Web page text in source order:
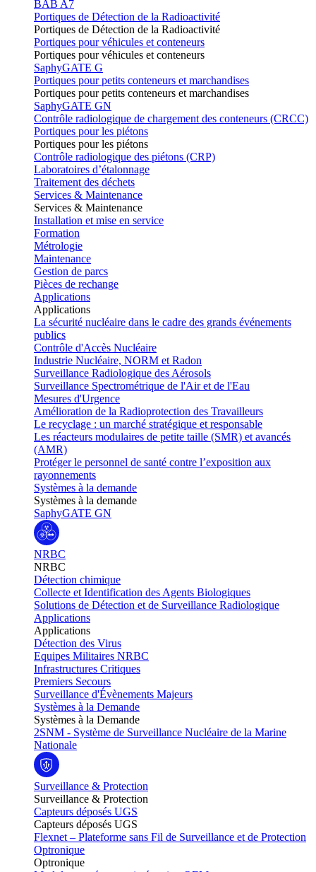
BAB A7
Portiques de Détection de la Radioactivité
Portiques de Détection de la Radioactivité
Portiques pour véhicules et conteneurs
Portiques pour véhicules et conteneurs
SaphyGATE G
Portiques pour petits conteneurs et marchandises
Portiques pour petits conteneurs et marchandises
SaphyGATE GN
Contrôle radiologique de chargement des conteneurs (CRCC)
Portiques pour les piétons
Portiques pour les piétons
Contrôle radiologique des piétons (CRP)
Laboratoires d’étalonnage
Traitement des déchets
Services & Maintenance
Services & Maintenance
Installation et mise en service
Formation
Métrologie
Maintenance
Gestion de parcs
Pièces de rechange
Applications
Applications
La sécurité nucléaire dans le cadre des grands événements
publics
Contrôle d'Accès Nucléaire
Industrie Nucléaire, NORM et Radon
Surveillance Radiologique des Aérosols
Surveillance Spectrométrique de l'Air et de l'Eau
Mesures d'Urgence
Amélioration de la Radioprotection des Travailleurs
Le recyclage : un marché stratégique et responsable
Les réacteurs modulaires de petite taille (SMR) et avancés
(AMR)
Protéger le personnel de santé contre l’exposition aux
rayonnements
Systèmes à la demande
Systèmes à la demande
SaphyGATE GN
NRBC
NRBC
Détection chimique
Collecte et Identification des Agents Biologiques
Solutions de Détection et de Surveillance Radiologique
Applications
Applications
Détection des Virus
Equipes Militaires NRBC
Infrastructures Critiques
Premiers Secours
Surveillance d'Évènements Majeurs
Systèmes à la Demande
Systèmes à la Demande
2SNM - Système de Surveillance Nucléaire de la Marine
Nationale
Surveillance & Protection
Surveillance & Protection
Capteurs déposés UGS
Capteurs déposés UGS
Flexnet – Plateforme sans Fil de Surveillance et de Protection
Optronique
Optronique